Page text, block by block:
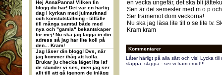
Hej AnnaPanna! Vilken fin
blogg du har! Det var en härlig
dag i kyrkan med julmarknad
och konstutställning - tillfälle
till många samtal både med
nya och "gamla" bekantskaper
för mej! Nu ska jag lägga in din
adress så jag har lite koll på
den... Kram!
Jag läser din blogg! Dvs, när
jag kommer ihåg att kolla.
Brukar ju checka läget lite iaf
de stunder vi ses, men jag ser
allt till att gå igenom de inlägg
en vecka ungefär, det ska bli
Sen är det semester med m o p
Ser framemot dom veckorna!
Nu ska jag läsa lite till o se lite tv.
Kram kram
Kommentarer
Låter härligt på alla sätt och vis! Lycka
slappa, slappa - ser vi fram emot!!!